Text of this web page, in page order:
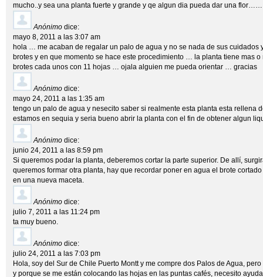
mucho..y sea una planta fuerte y grande y qe algun dia pueda dar una
Anónimo dice:
mayo 8, 2011 a las 3:07 am
hola … me acaban de regalar un palo de agua y no se nada de sus cuidados
brotes y en que momento se hace este procedimiento … la planta tiene mas
brotes cada unos con 11 hojas … ojala alguien me pueda orientar … gracias
Anónimo dice:
mayo 24, 2011 a las 1:35 am
tengo un palo de agua y nesecito saber si realmente esta planta esta rellena
estamos en sequia y seria bueno abrir la planta con el fin de obtener algun
Anónimo dice:
junio 24, 2011 a las 8:59 pm
Si queremos podar la planta, deberemos cortar la parte superior. De allí,
queremos formar otra planta, hay que recordar poner en agua el brote
en una nueva maceta.
Anónimo dice:
julio 7, 2011 a las 11:24 pm
ta muy bueno.
Anónimo dice:
julio 24, 2011 a las 7:03 pm
Hola, soy del Sur de Chile Puerto Montt y me compre dos Palos de Agua,
y porque se me están colocando las hojas en las puntas cafés, necesito